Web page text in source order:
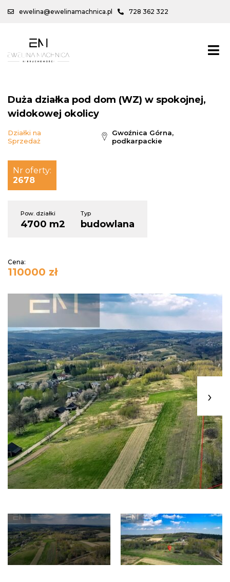
ewelina@ewelinamachnica.pl 728 362 322
Duża działka pod dom (WZ) w spokojnej,
widokowej okolicy
Działki na
Sprzedaż
Gwoźnica Górna,
podkarpackie
Pow. działki
4700 m2
Typ
budowlana
Nr oferty:
2678
Cena:
110000 zł
›